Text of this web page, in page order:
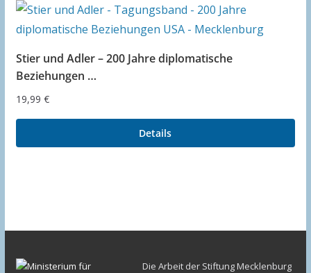
Stier und Adler – 200 Jahre diplomatische
Beziehungen …
19,99 €
Details
Die Arbeit der Stiftung Mecklenburg